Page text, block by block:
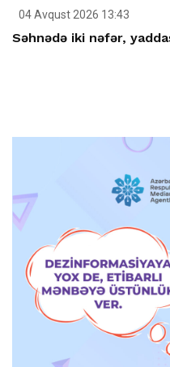
04 Avqust 2026 13:43
Səhnədə iki nəfər,